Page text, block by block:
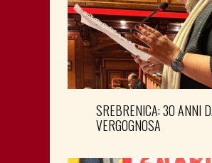
SREBRENICA: 30 ANNI
VERGOGNOSA